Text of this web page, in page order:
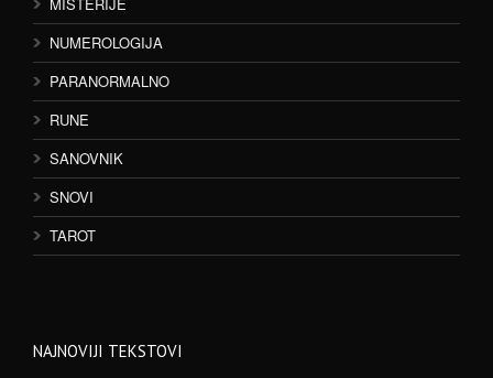
NUMEROLOGIJA
PARANORMALNO
RUNE
SANOVNIK
SNOVI
TAROT
NAJNOVIJI TEKSTOVI